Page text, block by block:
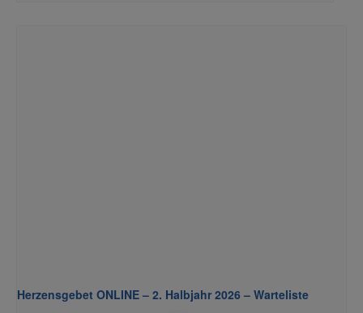
Herzensgebet ONLINE – 2. Halbjahr 2026 – Warteliste